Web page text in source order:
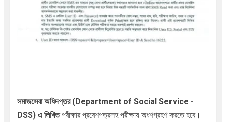
সমাজসেবা অধিদপ্তর (Department of Social Service -
DSS)এ লিখিতপরীক্ষার প্রবেশপত্রসহ পরীক্ষায় অংশগ্রহণ করতে হবে।